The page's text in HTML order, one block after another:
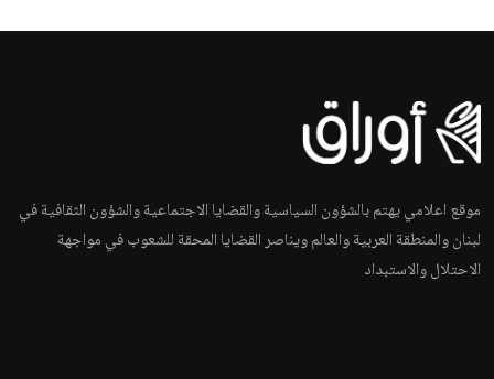
موقع اعلامي يهتم بالشؤون السياسية والقضايا الاجتماعية والشؤون الثقافية في
لبنان والمنطقة العربية والعالم ويناصر القضايا المحقة للشعوب في مواجهة
الاحتلال والاستبداد